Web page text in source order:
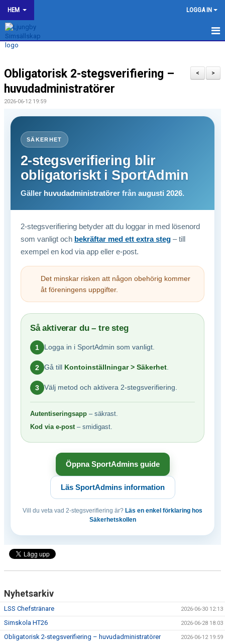
HEM LOGGA IN
LJUNGBY SIMSÄLLSKAP
OM KLUBBEN
BILDGALLERI
KONTAKT
SPONSORER
KALENDER
>
<
Obligatorisk 2-stegsverifiering –
huvudadministratörer
2026-06-12 19:59
SÄKERHET
2-stegsverifiering blir
obligatoriskt i SportAdmin
Gäller huvudadministratörer från augusti 2026.
2-stegsverifiering betyder att du loggar in med lösenord
som vanligt och bekräftar med ett extra steg – till
exempel en kod via app eller e-post.
Det minskar risken att någon obehörig kommer
åt föreningens uppgifter.
Så aktiverar du – tre steg
1 Logga in i SportAdmin som vanligt.
2 Gå till Kontoinställningar > Säkerhet
3 Välj metod och aktivera 2-stegsverifiering.
Autentiseringsapp – säkrast.
Kod via e-post– smidigast.
Öppna SportAdmins guide
Läs SportAdmins information
Vill du veta vad 2-stegsverifiering är? Läs en enkel förklaring hos
Säkerhetskollen
Nyhetsarkiv
LSS Chefstränare 2026-06-30 12:13
Simskola HT26 2026-06-28 18:03
Obligatorisk 2-stegsverifiering – huvudadministratörer 2026-06-12 19:59